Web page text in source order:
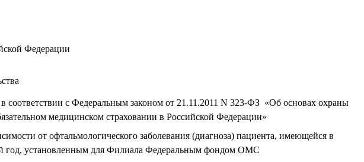
Федерации
с Федеральным законом от 21.11.2011 N 323-ФЗ «Об основах охраны
медицинском страховании в Российской Федерации»
от офтальмологического заболевания (диагноза) пациента, имеющейся в
год, установленным для Филиала Федеральным фондом ОМС